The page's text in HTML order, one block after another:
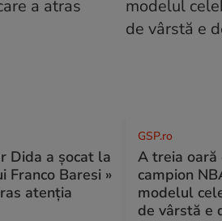
Dida a șocat la
Franco Baresi »
atenția
GSP.ro
A treia oară
campion
modelul
de vârstă e